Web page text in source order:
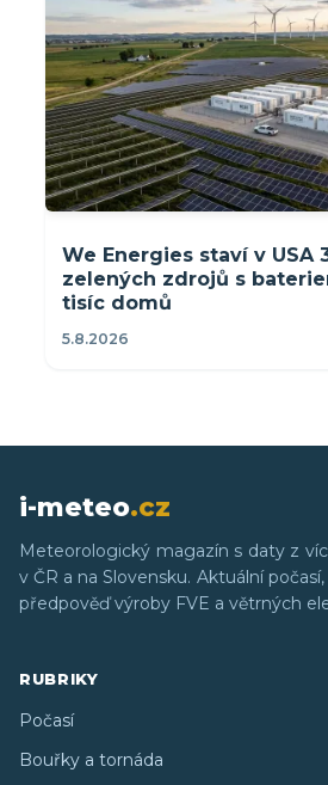
We Energies staví v USA
zelených zdrojů s
tisíc domů
5.8.2026
i-meteo.cz
Meteorologický magazín s daty z
v ČR a na Slovensku. Aktuální
předpověď výroby FVE a větrných
RUBRIKY
Počasí
Bouřky a tornáda